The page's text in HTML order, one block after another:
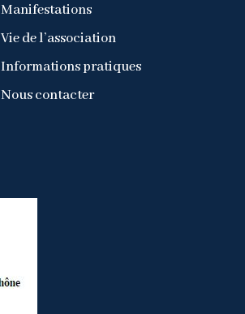
Manifestations
Vie de l’association
Informations pratiques
Nous contacter